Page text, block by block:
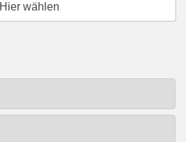
Hier wählen